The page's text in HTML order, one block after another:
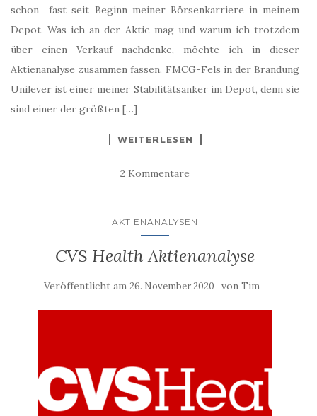
schon fast seit Beginn meiner Börsenkarriere in meinem
Depot. Was ich an der Aktie mag und warum ich trotzdem
über einen Verkauf nachdenke, möchte ich in dieser
Aktienanalyse zusammen fassen. FMCG-Fels in der Brandung
Unilever ist einer meiner Stabilitätsanker im Depot, denn sie
sind einer der größten […]
WEITERLESEN
2 Kommentare
AKTIENANALYSEN
CVS Health Aktienanalyse
Veröffentlicht am 26. November 2020 von Tim